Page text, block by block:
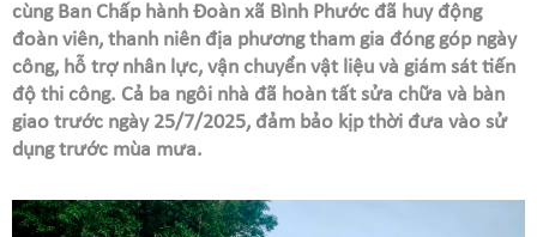
cùng Ban Chấp hành Đoàn xã Bình Phước đã huy động
đoàn viên, thanh niên địa phương tham gia đóng góp ngày
công, hỗ trợ nhân lực, vận chuyển vật liệu và giám sát tiến
độ thi công. Cả ba ngôi nhà đã hoàn tất sửa chữa và bàn
giao trước ngày 25/7/2025, đảm bảo kịp thời đưa vào sử
dụng trước mùa mưa.